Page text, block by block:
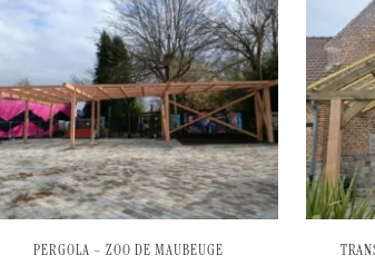
PERGOLA – ZOO DE MAUBEUGE